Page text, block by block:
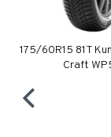
175/60R15 81T
Craft